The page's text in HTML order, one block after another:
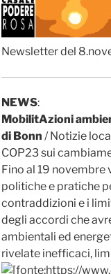
Newsletter del
NEWS:
MobilitAzioni
di Bonn / Notizie
COP23 sui
Fino al 19 novembre
politiche e pratiche
contraddizioni e i
degli accordi che
ambientali ed
rivelate inefficaci,